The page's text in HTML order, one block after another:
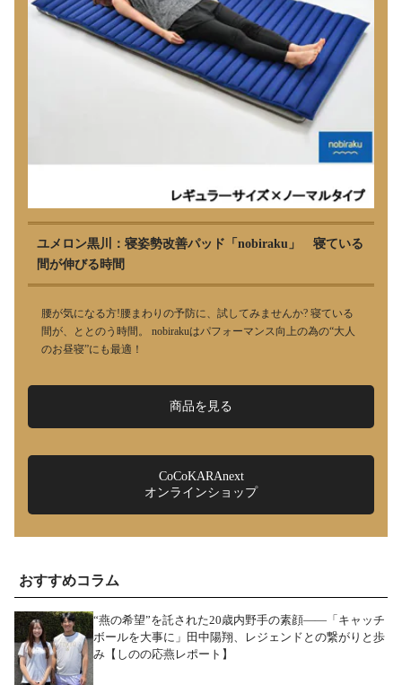
ユメロン黒川：寝姿勢改善パッド「nobiraku」 寝ている
間が伸びる時間
腰が気になる方!腰まわりの予防に、試してみませんか? 寝ている
間が、ととのう時間。 nobirakuはパフォーマンス向上の為の“大人
のお昼寝”にも最適！
商品を見る
CoCoKARAnext
オンラインショップ
おすすめコラム
“燕の希望”を託された20歳内野手の素顔――「キャッチ
ボールを大事に」田中陽翔、レジェンドとの繋がりと歩
み【しのの応燕レポート】